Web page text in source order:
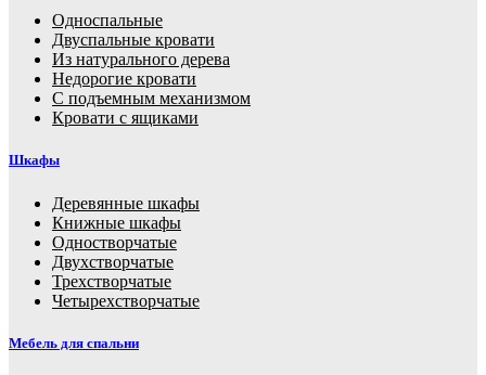
Односпальные
Двуспальные кровати
Из натурального дерева
Недорогие кровати
С подъемным механизмом
Кровати с ящиками
Шкафы
Деревянные шкафы
Книжные шкафы
Одностворчатые
Двухстворчатые
Трехстворчатые
Четырехстворчатые
Мебель для спальни